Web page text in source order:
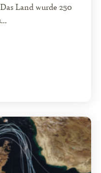
Land wurde 250